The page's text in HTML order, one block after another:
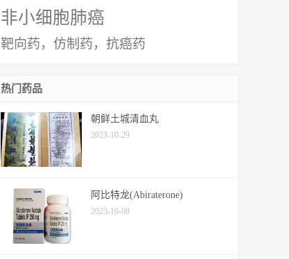
非小细胞肺癌
靶向药，仿制药，抗癌药
热门药品
朝鲜土城清血丸
2023-10-29
阿比特龙(Abiraterone)
2023-10-08